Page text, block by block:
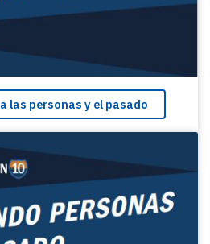
a las personas y el pasado